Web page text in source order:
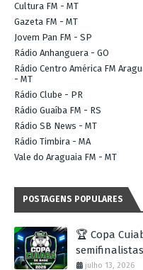
Cultura FM - MT
Gazeta FM - MT
Jovem Pan FM - SP
Rádio Anhanguera - GO
Rádio Centro América FM
- MT
Rádio Clube - PR
Rádio Guaíba FM - RS
Rádio SB News - MT
Rádio Timbira - MA
Vale do Araguaia FM - MT
POSTAGENS POPULARES
🏆 Copa
julho 13, 2026